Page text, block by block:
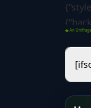
An